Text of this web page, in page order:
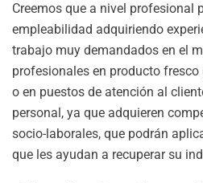
Creemos que a nivel profesional
empleabilidad adquiriendo
trabajo muy demandados en el
profesionales en producto
o en puestos de atención al
personal, ya que adquieren
socio-laborales, que podrán
que les ayudan a recuperar su